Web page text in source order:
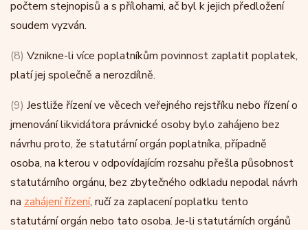
počtem stejnopisů a s přílohami, ač byl k jejich předložení
soudem vyzván.
(8) Vznikne-li více poplatníkům povinnost zaplatit poplatek,
platí jej společně a nerozdílně.
(9) Jestliže řízení ve věcech veřejného rejstříku nebo řízení o
jmenování likvidátora právnické osoby bylo zahájeno bez
návrhu proto, že statutární orgán poplatníka, případně
osoba, na kterou v odpovídajícím rozsahu přešla působnost
statutárního orgánu, bez zbytečného odkladu nepodal návrh
na zahájení řízení, ručí za zaplacení poplatku tento
statutární orgán nebo tato osoba. Je-li statutárních orgánů